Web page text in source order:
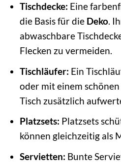
Tischdecke: Eine
die Basis für die Deko.
abwaschbare
Flecken zu vermeiden.
Tischläufer: Ein
oder mit einem
Tisch zusätzlich
Platzsets: Platzsets
können gleichzeitig als
Servietten: Bunte